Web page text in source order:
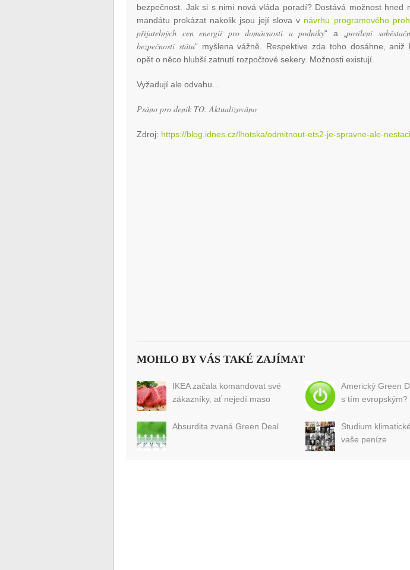
bezpečnost. Jak si s nimi nová vláda poradí? Dostává možnost hned
mandátu prokázat nakolik jsou její slova v návrhu programového
přijatelných cen energií pro domácnosti a podniky“ a „posílení
bezpečnosti státu“ myšlena vážně. Respektive zda toho dosáhne, aniž
opět o něco hlubší zatnutí rozpočtové sekery. Možnosti existují.
Vyžadují ale odvahu…
Psáno pro deník TO. Aktualizováno
Zdroj: https://blog.idnes.cz/lhotska/odmitnout-ets2-je-spravne-ale-
MOHLO BY VÁS TAKÉ ZAJÍMAT
IKEA začala komandovat své
zákazníky, ať nejedí maso
Americký Green
s tím evropským?
Absurdita zvaná Green Deal
Studium
vaše peníze